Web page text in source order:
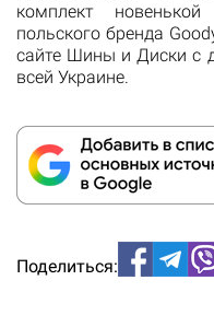
комплект
польского бренда
сайте Шины и Диски с
всей Украине.
Поделиться: